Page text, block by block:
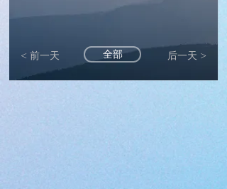
< 前一天 全部 后一天 >